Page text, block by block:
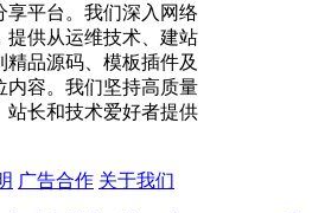
享平台。我们深入网络
提供从运维技术、建站
精品源码、模板插件及
内容。我们坚持高质量
站长和技术爱好者提供
广告合作 关于我们